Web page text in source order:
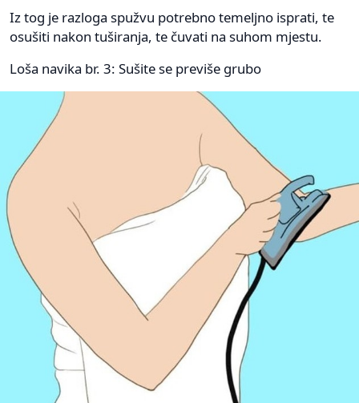
Iz tog je razloga spužvu potrebno temeljno isprati, te
osušiti nakon tuširanja, te čuvati na suhom mjestu.
Loša navika br. 3: Sušite se previše grubo